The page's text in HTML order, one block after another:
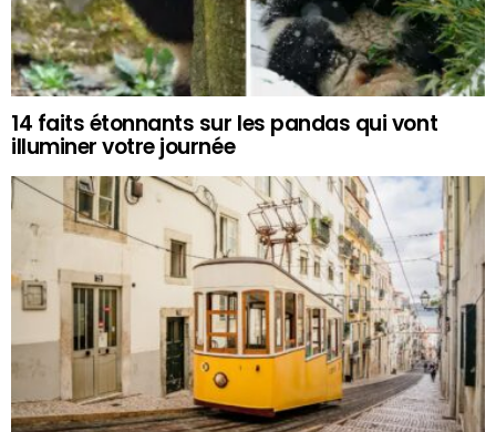
14 faits étonnants sur les pandas qui vont
illuminer votre journée